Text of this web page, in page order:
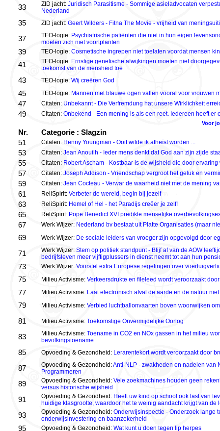
33 ZID jacht: Juridisch Parasitisme - Sommige asieladvocaten
Nederland
35 ZID jacht: Geert Wilders - Fitna The Movie - vrijheid van
37 TEO-logie: Psychiatrische patiënten die niet in hun eigen
moeten zich niet voortplanten
39 TEO-logie: Cosmetische ingrepen niet toelaten voordat mensen
41 TEO-logie: Ernstige genetische afwijkingen moeten niet
toekomst van de mensheid toe
43 TEO-logie: Wij creëren God
45 TEO-logie: Mannen met blauwe ogen vallen vooral voor vrouwen
47 Citaten: Unbekannt - Die Verfremdung hat unsere Wirklichkeit
49 Citaten: Onbekend - Een mening is als een reet. Iedereen heeft er
Voor
Nr.
Categorie : Slagzin
51
Citaten: Henny Youngman - Ooit wilde ik atheïst worden ...
53 Citaten: Jean Anouilh - Ieder mens denkt dat God aan zijn zijde
55 Citaten: Robert Ascham - Kostbaar is de wijsheid die door
57 Citaten: Joseph Addison - Vriendschap vergroot het geluk en
59 Citaten: Jean Cocteau - Verwar de waarheid niet met de mening
61 ReliSpirit: Verbeter de wereld, begin bij jezelf
63 ReliSpirit: Hemel of Hel - het Paradijs creëer je zelf!
65 ReliSpirit: Pope Benedict XVI predikte menselijke
67 Werk Wijzer: Nederland bv bestaat uit Platte Organisaties (maar
69 Werk Wijzer: De sociale leiders van vroeger zijn opgevolgd door
71 Werk Wijzer: Stem op politiek standpunt - Blijf af van de AOW
bedrijfsleven meer vijftigplussers in dienst neemt tot aan hun
73 Werk Wijzer: Voorstel extra Europese regelingen over
75 Milieu Activisme: Verkeersdrukte en fileleed wordt veroorzaakt
77 Milieu Activisme: Laat electronisch afval de aarde en de natuur
79 Milieu Activisme: Verbied luchtballonvaarten boven woonwijken
81 Milieu Activisme: Toekomstige Onvermijdelijke Oorlog
83 Milieu Activisme: Toename in CO2 en NOx gassen in het milieu
bevolkingstoename
85 Opvoeding & Gezondheid: Lerarentekort wordt veroorzaakt door
87 Opvoeding & Gezondheid:Anti-NLP - zwakheden en nadelen van
Programmeren
89 Opvoeding & Gezondheid: Vele zoekmachines houden geen
versus historische wijsheid
91 Opvoeding & Gezondheid: Heeft uw kind op school ook last van
huidige klasgrootte, waardoor het te weinig aandacht krijgt van de
93 Opvoeding & Gezondheid: Onderwijsinspectie - Onderzoek lange
onderwijsinvestering en baanzekerheid
95 Opvoeding & Gezondheid: Wat kunt u doen tegen lip herpes